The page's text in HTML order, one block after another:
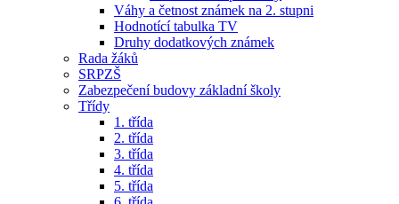
Váhy a četnost známek na 2. stupni
Hodnotící tabulka TV
Druhy dodatkových známek
Rada žáků
SRPZŠ
Zabezpečení budovy základní školy
Třídy
1. třída
2. třída
3. třída
4. třída
5. třída